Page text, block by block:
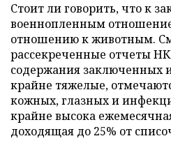
Стоит ли говорить, что к
военнопленным
отношению к животным.
рассекреченные отчеты
содержания заключенных
крайне тяжелые,
кожных, глазных и
крайне высока
доходящая до 25% от